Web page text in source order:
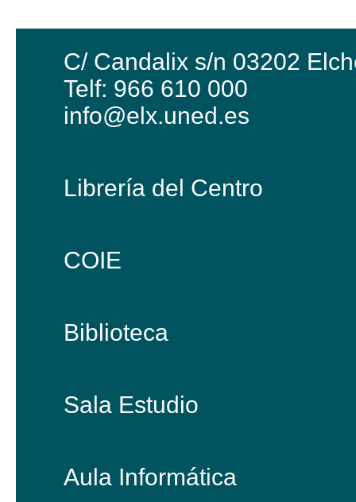
C/ Candalix s/n 03202
Telf: 966 610 000
info@elx.uned.es
Librería del Centro
COIE
Biblioteca
Sala Estudio
Aula Informática